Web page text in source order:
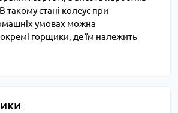
такому стані колеус при
умовах можна
горщики, де їм належить